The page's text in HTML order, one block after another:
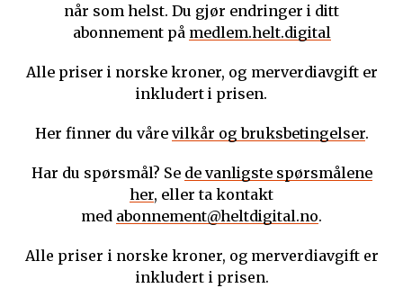
når som helst. Du gjør endringer i ditt
abonnement på medlem.helt.digital
Alle priser i norske kroner, og merverdiavgift er
inkludert i prisen.
Her finner du våre vilkår og bruksbetingelser.
Har du spørsmål? Se de vanligste spørsmålene
her, eller ta kontakt
med abonnement@heltdigital.no.
Alle priser i norske kroner, og merverdiavgift er
inkludert i prisen.